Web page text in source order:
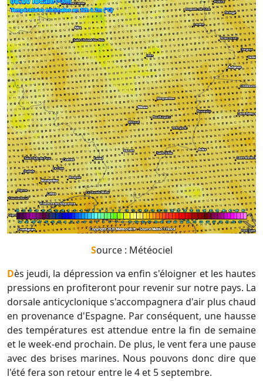
Source : Météociel
Dès jeudi, la dépression va enfin s'éloigner et les hautes
pressions en profiteront pour revenir sur notre pays. La
dorsale anticyclonique s'accompagnera d'air plus chaud
en provenance d'Espagne. Par conséquent, une hausse
des températures est attendue entre la fin de semaine
et le week-end prochain. De plus, le vent fera une pause
avec des brises marines. Nous pouvons donc dire que
l'été fera son retour entre le 4 et 5 septembre.